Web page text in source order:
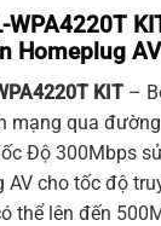
WPA4220T
Homeplug
KIT –
mạng qua
Độ 300Mbps
AV cho tốc độ
thể lên đến